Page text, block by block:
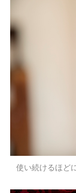
使い続けるほど